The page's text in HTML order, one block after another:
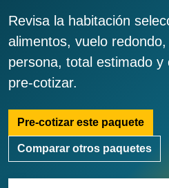
Revisa la habitación
alimentos, vuelo
persona, total estimado y
pre-cotizar.
Pre-cotizar este paquete
Comparar otros paquetes